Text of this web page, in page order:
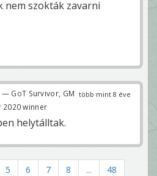
nem szokták zavarni
több mint 8 éve
— GoT Survivor, GM
2020 winner
helytálltak.
5 6 7 8 ...
48